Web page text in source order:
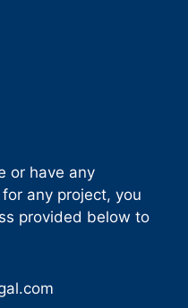
or have any
any project, you
provided below to